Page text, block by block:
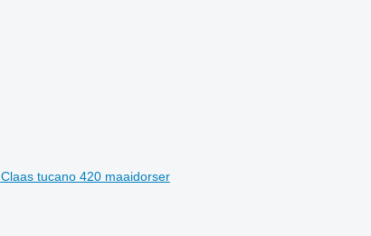
Claas tucano 420 maaidorser